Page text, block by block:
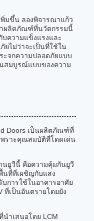
มขึ้น ลองพิจารณาแก้ว
าผลิตภัณฑ์ที่นวัตกรรมนี้
บความแข็งแรงและ
ยไม่ว่าจะเป็นที่ใช้ใน
จกความปลอดภัยแบบ
สมบูรณ์แบบของความ
Doors เป็นผลิตภัณฑ์ที่
พราะคุณสมบัติที่โดดเด่น
ยูวีนี้ คือความคุ้มกันยูวี
นที่ที่เผชิญกับแสง
การใช้ในอาคารอาศัย
ที่เป็นอันตรายโดยยัง
าเสนอโดย LCM